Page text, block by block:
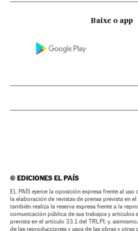
Baixe o app
©EDICIONES EL PAÍS
EL PAÍS ejerce la oposición expresa frente al uso
la elaboración de revistas de prensa prevista en
también realiza la reserva expresa frente a la
comunicación pública de sus trabajos y artículos
prevista en el artículo 33.1 del TRLPI; y,
de las reproducciones y usos de las obras y otras